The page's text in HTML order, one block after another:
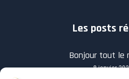
Les posts
Bonjour tout le
8 janvier